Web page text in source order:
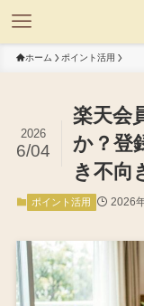
ホーム ポイント活用
楽天会
か？登
き不向
2026
6/04
ポイント活用 2026